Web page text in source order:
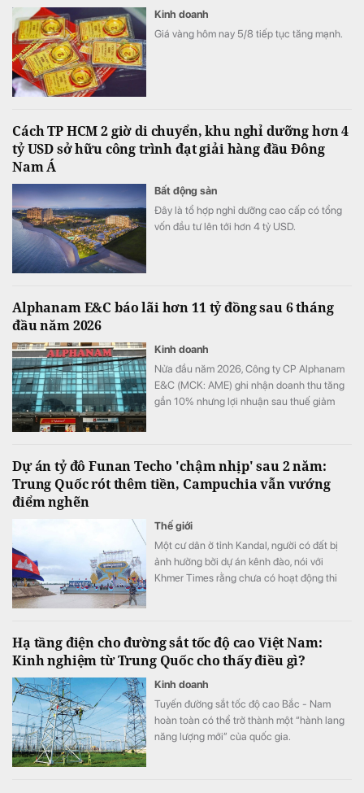
Kinh doanh
Giá vàng hôm nay 5/8 tiếp tục tăng mạnh.
Cách TP HCM 2 giờ di chuyển, khu nghỉ dưỡng hơn 4
tỷ USD sở hữu công trình đạt giải hàng đầu Đông
Nam Á
Bất động sản
Đây là tổ hợp nghỉ dưỡng cao cấp có tổng
vốn đầu tư lên tới hơn 4 tỷ USD.
Alphanam E&C báo lãi hơn 11 tỷ đồng sau 6 tháng
đầu năm 2026
Kinh doanh
Nửa đầu năm 2026, Công ty CP Alphanam
E&C (MCK: AME) ghi nhận doanh thu tăng
gần 10% nhưng lợi nhuận sau thuế giảm
của doanh nghiệp.
Dự án tỷ đô Funan Techo 'chậm nhịp' sau 2 năm:
Trung Quốc rót thêm tiền, Campuchia vẫn vướng
điểm nghẽn
Thế giới
Một cư dân ở tỉnh Kandal, người có đất bị
ảnh hưởng bởi dự án kênh đào, nói với
Khmer Times rằng chưa có hoạt động thi
Hạ tầng điện cho đường sắt tốc độ cao Việt Nam:
Kinh nghiệm từ Trung Quốc cho thấy điều gì?
Kinh doanh
Tuyến đường sắt tốc độ cao Bắc - Nam
hoàn toàn có thể trở thành một “hành lang
năng lượng mới” của quốc gia.